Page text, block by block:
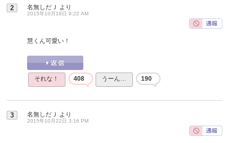
2 名無しだＪ より
2015年10月19日 9:22 AM
慧くん可愛い！
それな！ 408 うーん… 190
3 名無しだＪ より
2015年10月22日 3:16 PM